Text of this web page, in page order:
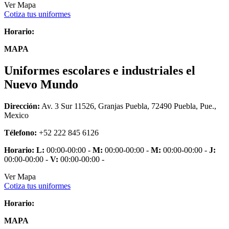
Ver Mapa
Cotiza tus uniformes
Horario:
MAPA
Uniformes escolares e industriales el
Nuevo Mundo
Dirección: Av. 3 Sur 11526, Granjas Puebla, 72490 Puebla, Pue.,
Mexico
Télefono: +52 222 845 6126
Horario: L: 00:00-00:00 - M: 00:00-00:00 - M: 00:00-00:00 - J:
00:00-00:00 - V: 00:00-00:00 -
Ver Mapa
Cotiza tus uniformes
Horario:
MAPA